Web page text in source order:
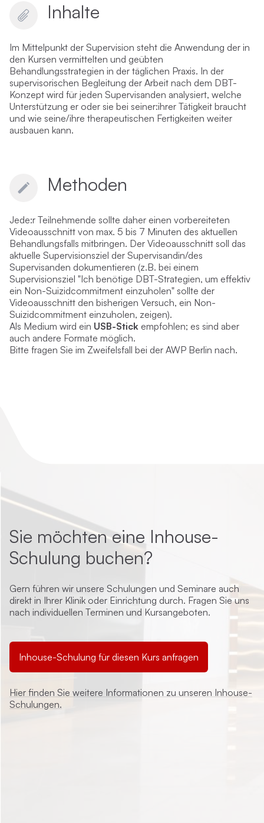
Inhalte
Im Mittelpunkt der Supervision steht die Anwendung der in
den Kursen vermittelten und geübten
Behandlungsstrategien in der täglichen Praxis. In der
supervisorischen Begleitung der Arbeit nach dem DBT-
Konzept wird für jeden Supervisanden analysiert, welche
Unterstützung er oder sie bei seiner:ihrer Tätigkeit braucht
und wie seine/ihre therapeutischen Fertigkeiten weiter
ausbauen kann.
Methoden
Jede:r Teilnehmende sollte daher einen vorbereiteten
Videoausschnitt von max. 5 bis 7 Minuten des aktuellen
Behandlungsfalls mitbringen. Der Videoausschnitt soll das
aktuelle Supervisionsziel der Supervisandin/des
Supervisanden dokumentieren (z.B. bei einem
Supervisionsziel "Ich benötige DBT-Strategien, um effektiv
ein Non-Suizidcommitment einzuholen" sollte der
Videoausschnitt den bisherigen Versuch, ein Non-
Suizidcommitment einzuholen, zeigen).
Als Medium wird ein USB-Stick empfohlen; es sind aber
auch andere Formate möglich.
Bitte fragen Sie im Zweifelsfall bei der AWP Berlin nach.
Sie möchten eine Inhouse-
Schulung buchen?
Gern führen wir unsere Schulungen und Seminare auch
direkt in Ihrer Klinik oder Einrichtung durch. Fragen Sie uns
nach individuellen Terminen und Kursangeboten.
Inhouse-Schulung für diesen Kurs anfragen
Hier finden Sie weitere Informationen zu unseren Inhouse-
Schulungen.